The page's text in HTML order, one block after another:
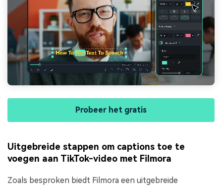
Probeer het gratis
Uitgebreide stappen om captions toe te
voegen aan TikTok-video met Filmora
Zoals besproken biedt Filmora een uitgebreide